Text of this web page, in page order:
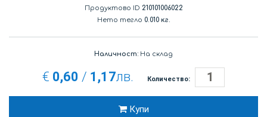
Продуктово ID 210101006022
Нето тегло 0.010 кг.
Наличност: На склад
€ 0,60 / 1,17лв. Количество:
Купи